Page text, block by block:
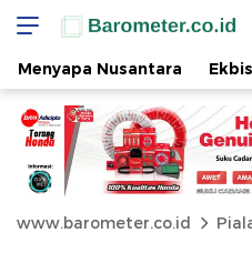
Menyapa Nusantara Ekbis
www.barometer.co.id